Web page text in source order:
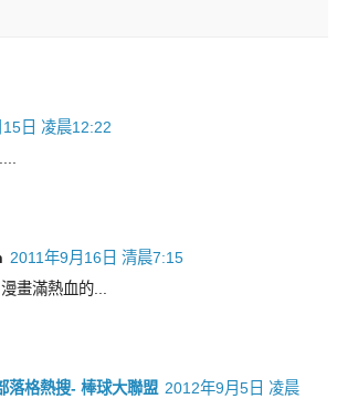
日 凌晨12:22
2011年9月16日 清晨7:15
畫滿熱血的...
落格熱搜- 棒球大聯盟 2012年9月5日 凌晨